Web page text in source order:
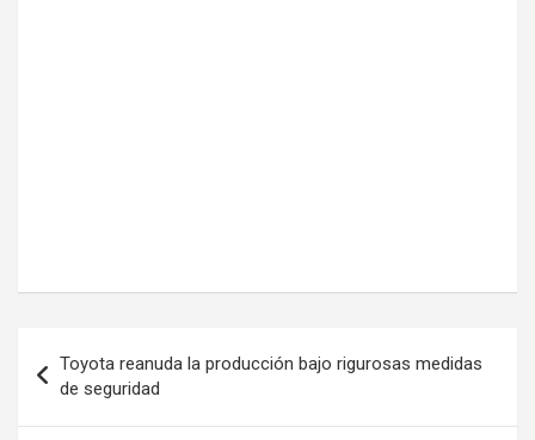
de
entradas
Toyota reanuda la producción bajo rigurosas medidas
de seguridad